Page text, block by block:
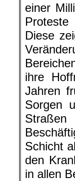
einer
Diese
ihre
Jahren
Sorgen
Straßen
Schicht
den
in allen